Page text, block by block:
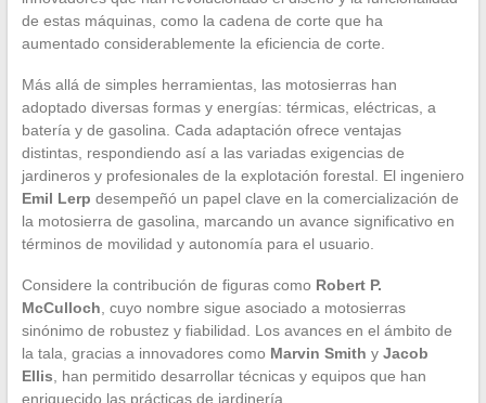
de estas máquinas, como la cadena de corte que ha
aumentado considerablemente la eficiencia de corte.
Más allá de simples herramientas, las motosierras han
adoptado diversas formas y energías: térmicas, eléctricas, a
batería y de gasolina. Cada adaptación ofrece ventajas
distintas, respondiendo así a las variadas exigencias de
jardineros y profesionales de la explotación forestal. El ingeniero
Emil Lerp desempeñó un papel clave en la comercialización de
la motosierra de gasolina, marcando un avance significativo en
términos de movilidad y autonomía para el usuario.
Considere la contribución de figuras como Robert P.
McCulloch , cuyo nombre sigue asociado a motosierras
sinónimo de robustez y fiabilidad. Los avances en el ámbito de
la tala, gracias a innovadores como Marvin Smith y Jacob
Ellis , han permitido desarrollar técnicas y equipos que han
enriquecido las prácticas de jardinería.